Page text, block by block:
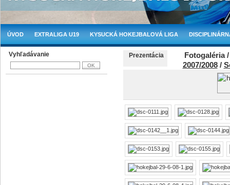
ÚVOD EXTRALIGA U19 KYSUCKÁ HOKEJBALOVÁ LIGA
Vyhľadávanie Prezentácia
Fotogaléria
2007/2008/